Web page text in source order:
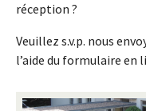
réception ?
Veuillez s.v.p. nous
l’aide du formulaire en